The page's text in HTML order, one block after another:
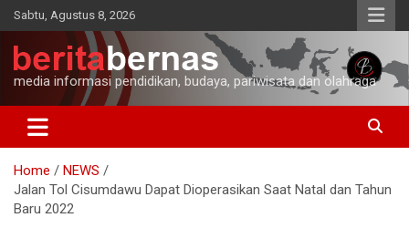
Skip
to
content
Sabtu, Agustus 8, 2026
media informasi pendidikan, budaya, pariwisata dan olahraga
Home
NEWS
Jalan Tol Cisumdawu Dapat Dioperasikan Saat Natal dan Tahun
Baru 2022